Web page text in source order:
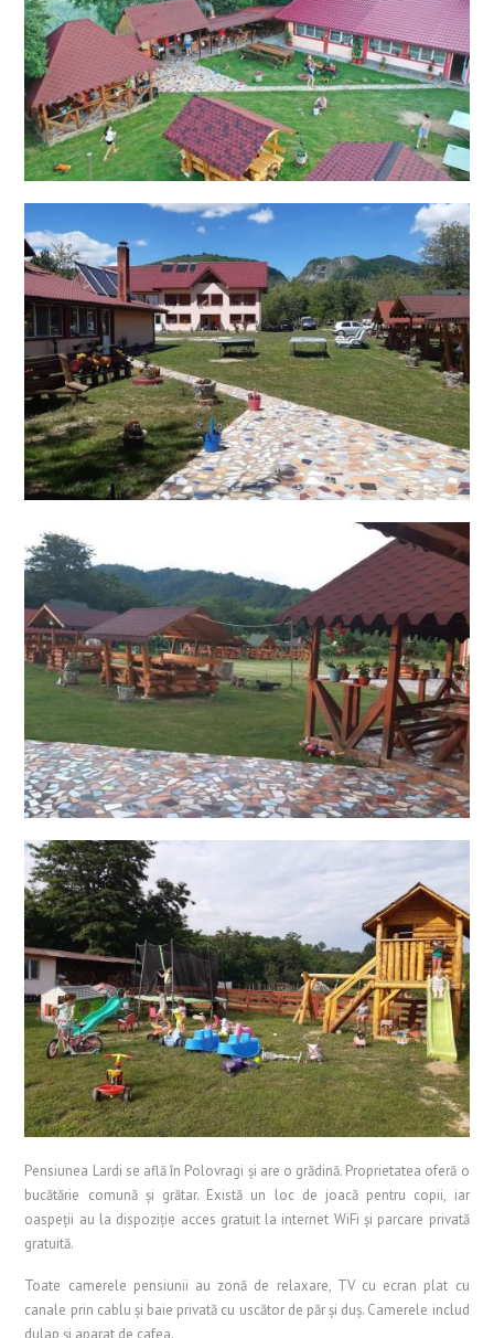
Pensiunea Lardi se află în Polovragi și are o grădină. Proprietatea oferă o
bucătărie comună şi grătar. Există un loc de joacă pentru copii, iar
oaspeții au la dispoziție acces gratuit la internet WiFi și parcare privată
gratuită.
Toate camerele pensiunii au zonă de relaxare, TV cu ecran plat cu
canale prin cablu şi baie privată cu uscător de păr şi duş. Camerele includ